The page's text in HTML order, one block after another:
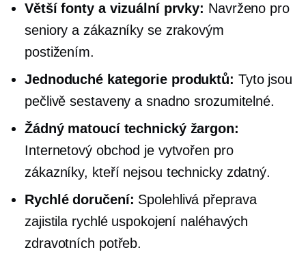
Větší fonty a vizuální prvky: Navrženo pro
seniory a zákazníky se zrakovým
postižením.
Jednoduché kategorie produktů: Tyto jsou
pečlivě sestaveny a snadno srozumitelné.
Žádný matoucí technický žargon:
Internetový obchod je vytvořen pro
zákazníky, kteří nejsou technicky zdatný.
Rychlé doručení: Spolehlivá přeprava
zajistila rychlé uspokojení naléhavých
zdravotních potřeb.